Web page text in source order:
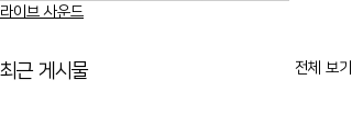
라이브 사운드
최근 게시물 전체 보기